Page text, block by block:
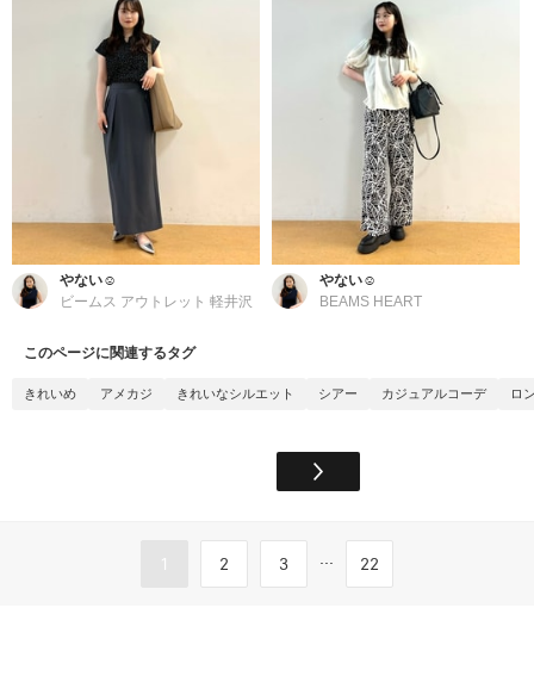
やない☺︎
ビームス アウトレット 軽井沢
やない☺︎
BEAMS HEART
このページに関連するタグ
きれいめ アメカジ きれいなシルエット シアー カジュアルコーデ ロ
1 2 3 ... 22